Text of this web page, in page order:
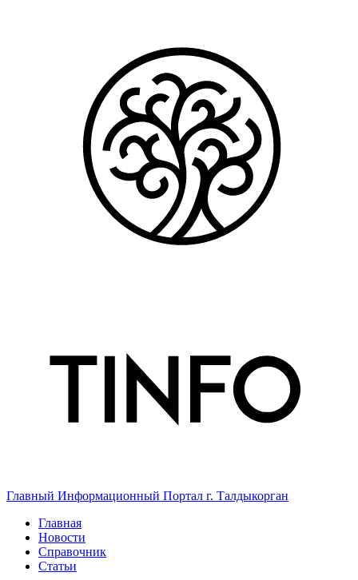
Главный Информационный Портал г. Талдыкорган
Главная
Новости
Справочник
Статьи